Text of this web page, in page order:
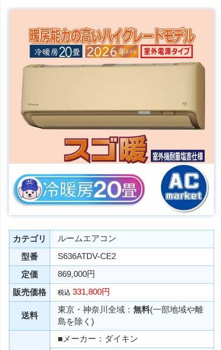
カテゴリ
ルームエアコン
型番
S636ATDV-CE2
定価
869,000円
販売価格
税込331,800円
送料
東京・神奈川全域：無料(一部地域や離
島を除く)
■メーカー：ダイキン